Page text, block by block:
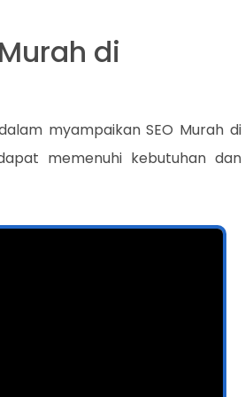
di
myampaikan SEO Murah di
memenuhi kebutuhan dan